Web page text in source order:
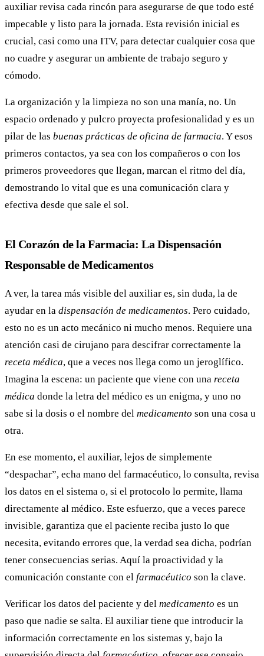
auxiliar revisa cada rincón para asegurarse de que todo esté
impecable y listo para la jornada. Esta revisión inicial es
crucial, casi como una ITV, para detectar cualquier cosa que
no cuadre y asegurar un ambiente de trabajo seguro y
cómodo.
La organización y la limpieza no son una manía, no. Un
espacio ordenado y pulcro proyecta profesionalidad y es un
pilar de las buenas prácticas de oficina de farmacia. Y esos
primeros contactos, ya sea con los compañeros o con los
primeros proveedores que llegan, marcan el ritmo del día,
demostrando lo vital que es una comunicación clara y
efectiva desde que sale el sol.
El Corazón de la Farmacia: La Dispensación
Responsable de Medicamentos
A ver, la tarea más visible del auxiliar es, sin duda, la de
ayudar en la dispensación de medicamentos. Pero cuidado,
esto no es un acto mecánico ni mucho menos. Requiere una
atención casi de cirujano para descifrar correctamente la
receta médica, que a veces nos llega como un jeroglífico.
Imagina la escena: un paciente que viene con una receta
médica donde la letra del médico es un enigma, y uno no
sabe si la dosis o el nombre del medicamento son una cosa u
otra.
En ese momento, el auxiliar, lejos de simplemente
“despachar”, echa mano del farmacéutico, lo consulta, revisa
los datos en el sistema o, si el protocolo lo permite, llama
directamente al médico. Este esfuerzo, que a veces parece
invisible, garantiza que el paciente reciba justo lo que
necesita, evitando errores que, la verdad sea dicha, podrían
tener consecuencias serias. Aquí la proactividad y la
comunicación constante con el farmacéutico son la clave.
Verificar los datos del paciente y del medicamento es un
paso que nadie se salta. El auxiliar tiene que introducir la
información correctamente en los sistemas y, bajo la